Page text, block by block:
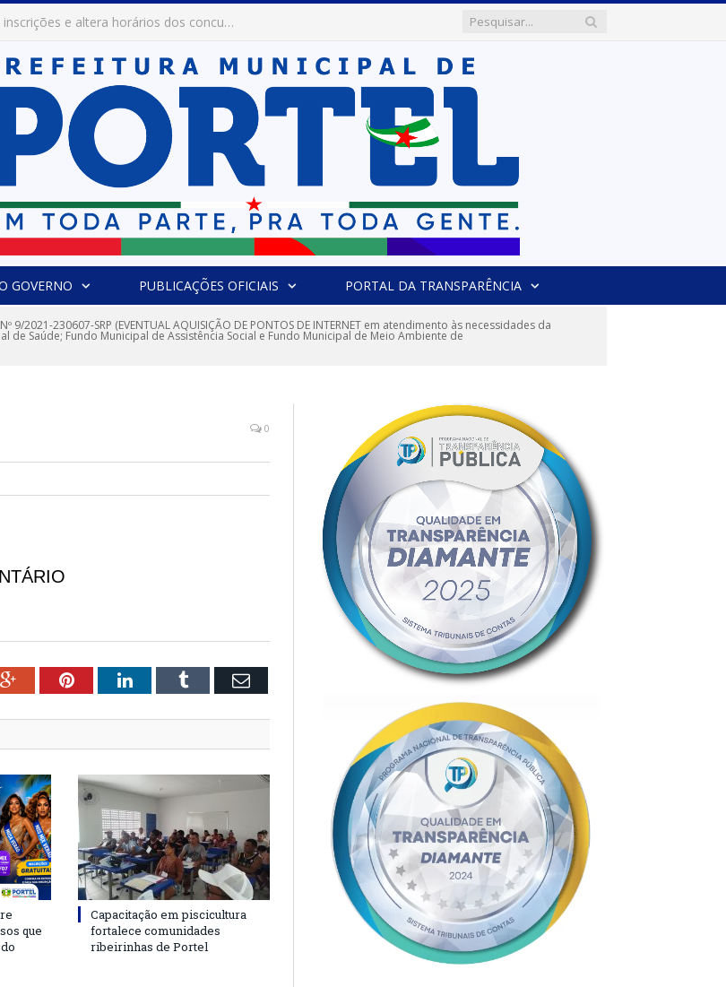
Prefeitura de Portel abre inscrições para concursos que elegerão os destaques do Verão 2026
GOVERNO PUBLICAÇÕES OFICIAIS PORTAL DA TRANSPARÊNCIA
Nº 9/2021-230607-SRP (EVENTUAL AQUISIÇÃO DE PONTOS DE INTERNET em atendimento às necessidades da
de Saúde; Fundo Municipal de Assistência Social e Fundo Municipal de Meio Ambiente de
0
Google+PinterestLinkedInTumblr Email
que
Capacitação em piscicultura
fortalece comunidades
ribeirinhas de Portel